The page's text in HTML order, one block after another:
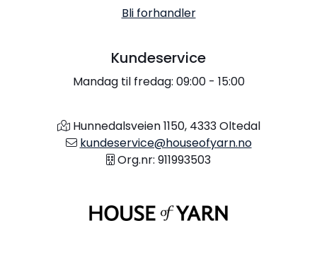
Bli forhandler
Kundeservice
Mandag til fredag: 09:00 - 15:00
Hunnedalsveien 1150, 4333 Oltedal
kundeservice@houseofyarn.no
Org.nr: 911993503